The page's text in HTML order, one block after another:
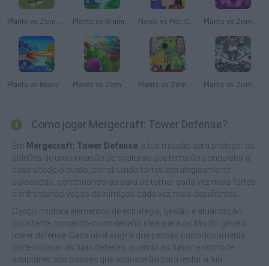
Plants vs Zombies: Home Defense Plants vs Brainrots Online Noob vs Pro: Castle Defence Plants vs Zombies: Survival
Plants vs Brainrots Plants vs Zombies TD Plants vs Zombies Travel Plants vs Zombies Scratch
Como jogar Mergecraft: Tower Defense?
Em Mergecraft: Tower Defense , a tua missão será proteger os
aldeões de uma invasão de criaturas que tentarão conquistar a
base a todo o custo, construindo torres estrategicamente
colocadas, combinando-as para as tornar cada vez mais fortes
e enfrentando vagas de inimigos cada vez mais desafiantes.
O jogo mistura elementos de estratégia, gestão e atualização
constante, tornando-o um desafio ideal para os fãs do género
tower defense. Cada nível exigirá que penses cuidadosamente
onde colocar as tuas defesas, quando as fundir e como te
adaptares aos bosses que aparecerão para testar a tua